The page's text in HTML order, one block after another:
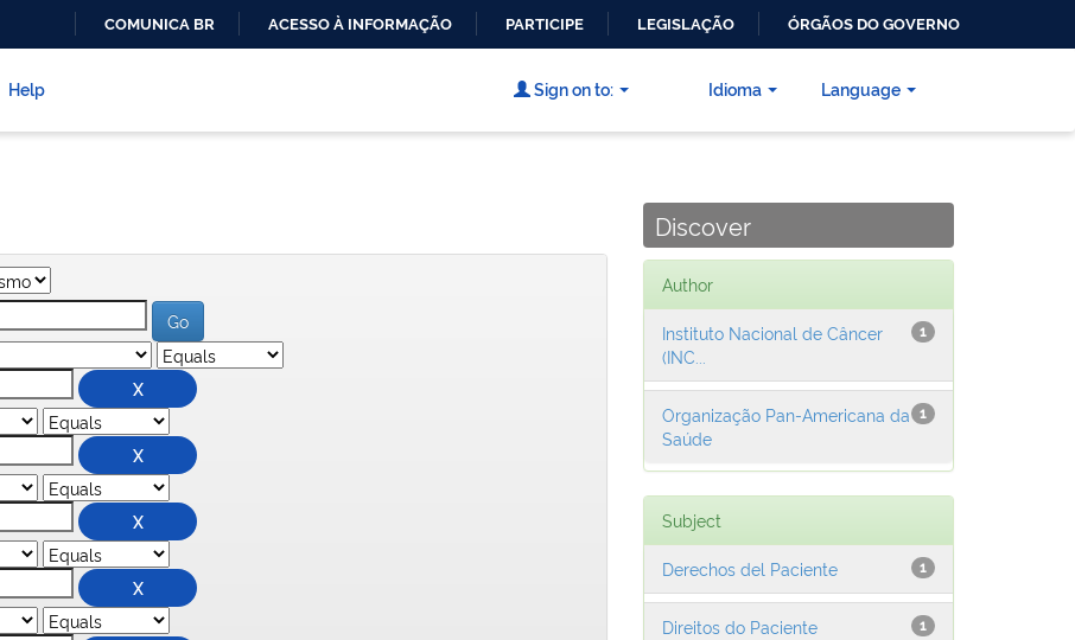
CONTEÚDO
COMUNICA BR ACESSO À INFORMAÇÃO PARTICIPE LEGISLAÇÃO ÓRGÃOS DO GOVERNO
Help Language
Sign on to: Idioma
Discover
Author
1
Instituto Nacional de Câncer
(INC...
1
Organização Pan-Americana da
Saúde
Subject
1
Derechos del Paciente
1
Direitos do Paciente